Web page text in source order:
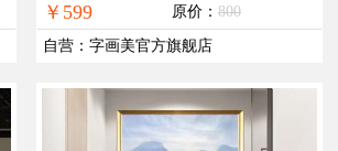
￥599 原价： 800
自营 ： 字画美官方旗舰店